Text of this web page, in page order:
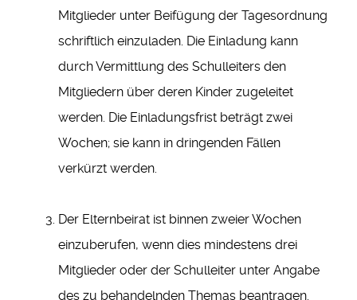
Mitglieder unter Beifügung der Tagesordnung
schriftlich einzuladen. Die Einladung kann
durch Vermittlung des Schulleiters den
Mitgliedern über deren Kinder zugeleitet
werden. Die Einladungsfrist beträgt zwei
Wochen; sie kann in dringenden Fällen
verkürzt werden.
Der Elternbeirat ist binnen zweier Wochen
einzuberufen, wenn dies mindestens drei
Mitglieder oder der Schulleiter unter Angabe
des zu behandelnden Themas beantragen.